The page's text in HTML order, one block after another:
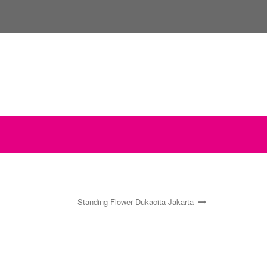
Standing Flower Dukacita Jakarta